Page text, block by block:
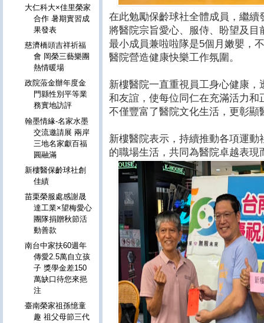
在此勉勵保齡球社全體成員，繼
將醫院宗旨愛心、服侍、盼望及
最小成員兼啦啦隊是5個月嫩嬰，
醫院營造健康快樂工作氛圍。
新樓醫院一直重視員工身心健康
和友誼，使每位同仁在充滿活力
不僅豐富了醫院文化生活，更彰
新樓醫院表示，持續推動各項運
的職場生活，共同為醫院卓越表現
大仁科大×佳里榮家
合作 暑期實習成
果發表
慈濟橋頭吉祥祈福
會 岡榮三藝樂團
熱情暖場
政院蒞金辦年度金
門縣性別平等業
務實地訪評
翰墨情緣-名家水墨
交流邀請展 兩岸
三地名家獻百福
圓融滿
新樓醫保齡球社創
佳績
苗栗榮服處感謝晟
達工業×望梅愛心
團隊捐贈秋節活
動善款
南台中家扶60週年
傳愛2.5萬自立孩
子 獎學金差150
萬缺口待您來挹
注
臺南榮家祖孫憶童
趣 祖父母節三代